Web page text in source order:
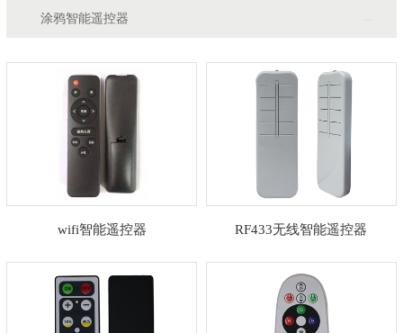
涂鸦智能遥控器
wifi智能遥控器 RF433无线智能遥控器